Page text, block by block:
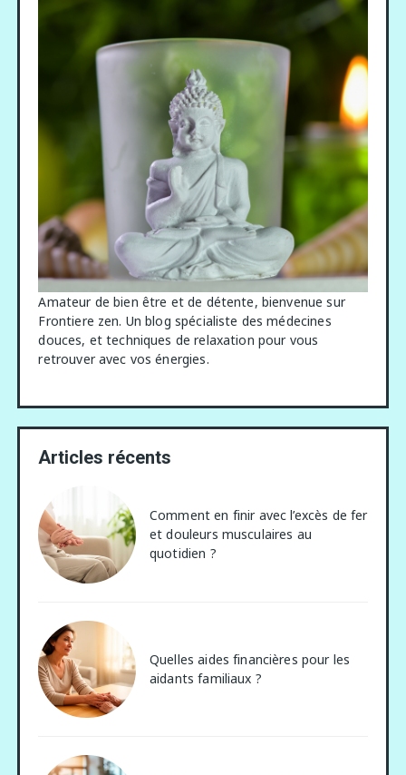
Amateur de bien être et de détente, bienvenue sur
Frontiere zen. Un blog spécialiste des médecines
douces, et techniques de relaxation pour vous
retrouver avec vos énergies.
Articles récents
Comment en finir avec l’excès de fer
et douleurs musculaires au
quotidien ?
Quelles aides financières pour les
aidants familiaux ?